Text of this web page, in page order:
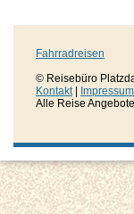
Fahrradreisen
© Reisebüro
Kontakt| Impressum
Alle Reise